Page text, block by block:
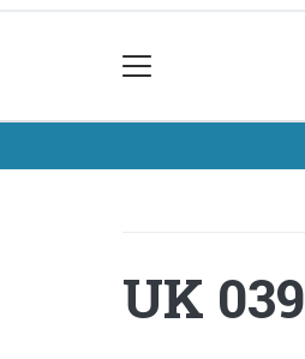
UK 039